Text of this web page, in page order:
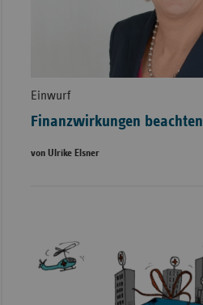
Einwurf
Finanzwirkungen beachten
von Ulrike Elsner